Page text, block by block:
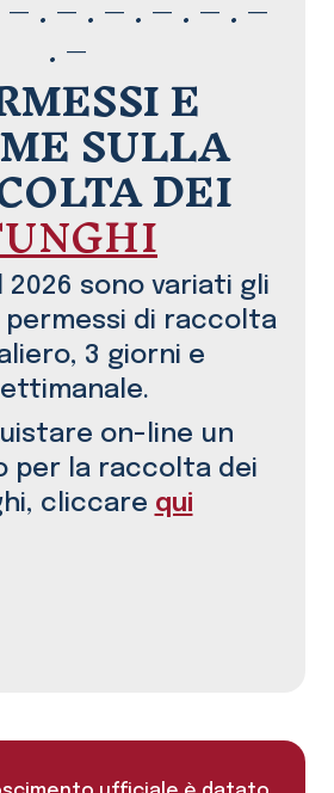
. –
E
SULLA
DEI
2026 sono variati gli
di raccolta
3 giorni e
on-line un
per la raccolta dei
cliccare qui